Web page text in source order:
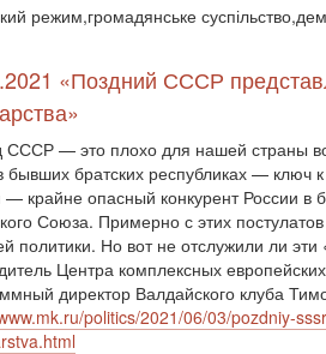
режим,громадянське
«Поздний СССР
СССР — это плохо для нашей страны
бывших братских республиках — ключ
— крайне опасный конкурент России в
Союза. Примерно с этих
политики. Но вот не отслужили ли
Центра комплексных
директор Валдайского клуба
politics/2021/06/03/pozdniy-